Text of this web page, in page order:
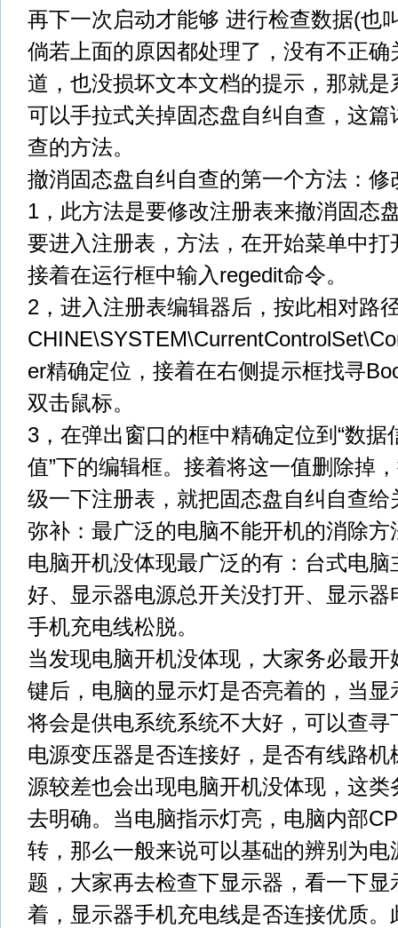
再下一次启动才能够 进行检查数据(也
倘若上面的原因都处理了，没有不正
道，也没损坏文本文档的提示，那就
可以手拉式关掉固态盘自纠自查，这
查的方法。
撤消固态盘自纠自查的第一个方法：修
1，此方法是要修改注册表来撤消固态
要进入注册表，方法，在开始菜单中打
接着在运行框中输入regedit命令。
2，进入注册表编辑器后，按此相对路
er精确定位，接着在右侧提示框找寻
双击鼠标。
3，在弹出窗口的框中精确定位到“数据
值”下的编辑框。接着将这一值删除掉
级一下注册表，就把固态盘自纠自查给
弥补：最广泛的电脑不能开机的消除方
电脑开机没体现最广泛的有：台式电
好、显示器电源总开关没打开、显示
手机充电线松脱。
当发现电脑开机没体现，大家务必最
键后，电脑的显示灯是否亮着的，当
将会是供电系统系统不大好，可以查
电源变压器是否连接好，是否有线路
源较差也会出现电脑开机没体现，这
去明确。当电脑指示灯亮，电脑内部
转，那么一般来说可以基础的辨别为
题，大家再去检查下显示器，看一下
着，显示器手机充电线是否连接优质